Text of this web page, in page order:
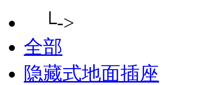
└->
全部
隐藏式地面插座